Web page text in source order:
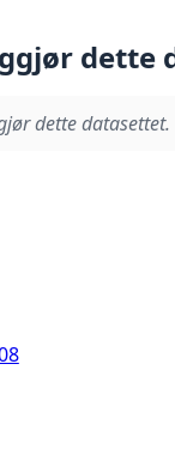
dette
dette datasettet.